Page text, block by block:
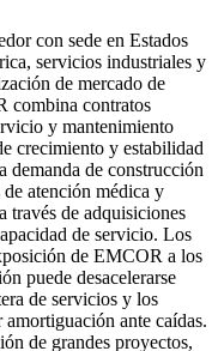
con sede en Estados
servicios industriales y
de mercado de
combina contratos
y mantenimiento
crecimiento y estabilidad
demanda de construcción
atención médica y
través de adquisiciones
de servicio. Los
de EMCOR a los
puede desacelerarse
de servicios y los
ante caídas.
de grandes proyectos,